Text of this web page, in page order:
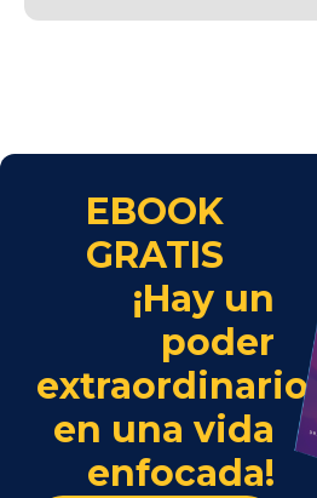
EBOOK
GRATIS
¡Hay un
poder
extraordinario
en una vida
enfocada!